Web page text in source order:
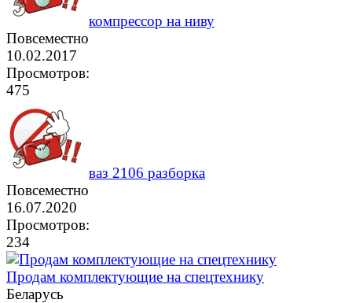
компрессор на ниву
Повсеместно
10.02.2017
Просмотров:
475
ваз 2106 разборка
Повсеместно
16.07.2020
Просмотров:
234
Продам комплектующие на спецтехнику
Беларусь